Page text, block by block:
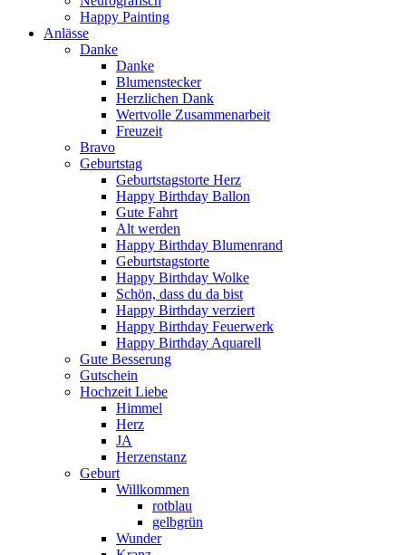
Happy Painting
Anlässe
Danke
Danke
Blumenstecker
Herzlichen Dank
Wertvolle Zusammenarbeit
Freuzeit
Bravo
Geburtstag
Geburtstagstorte Herz
Happy Birthday Ballon
Gute Fahrt
Alt werden
Happy Birthday Blumenrand
Geburtstagstorte
Happy Birthday Wolke
Schön, dass du da bist
Happy Birthday verziert
Happy Birthday Feuerwerk
Happy Birthday Aquarell
Gute Besserung
Gutschein
Hochzeit Liebe
Himmel
Herz
JA
Herzenstanz
Geburt
Willkommen
rotblau
gelbgrün
Wunder